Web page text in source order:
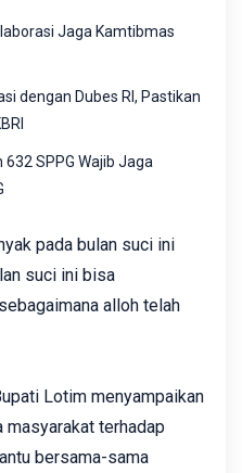
Jaga Kamtibmas
dengan Dubes RI, Pastikan
SPPG Wajib Jaga
pada bulan suci ini
suci ini bisa
alloh telah
Lotim menyampaikan
masyarakat terhadap
bersama-sama